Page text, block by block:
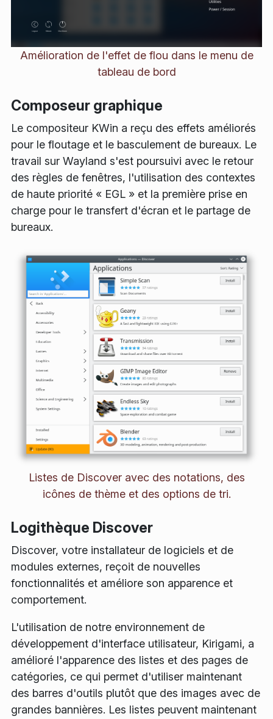
Amélioration de l'effet de flou dans le menu de
tableau de bord
Composeur graphique
Le compositeur KWin a reçu des effets améliorés
pour le floutage et le basculement de bureaux. Le
travail sur Wayland s'est poursuivi avec le retour
des règles de fenêtres, l'utilisation des contextes
de haute priorité « EGL » et la première prise en
charge pour le transfert d'écran et le partage de
bureaux.
Listes de Discover avec des notations, des
icônes de thème et des options de tri.
Logithèque Discover
Discover, votre installateur de logiciels et de
modules externes, reçoit de nouvelles
fonctionnalités et améliore son apparence et
comportement.
L'utilisation de notre environnement de
développement d'interface utilisateur, Kirigami, a
amélioré l'apparence des listes et des pages de
catégories, ce qui permet d'utiliser maintenant
des barres d'outils plutôt que des images avec de
grandes bannières. Les listes peuvent maintenant